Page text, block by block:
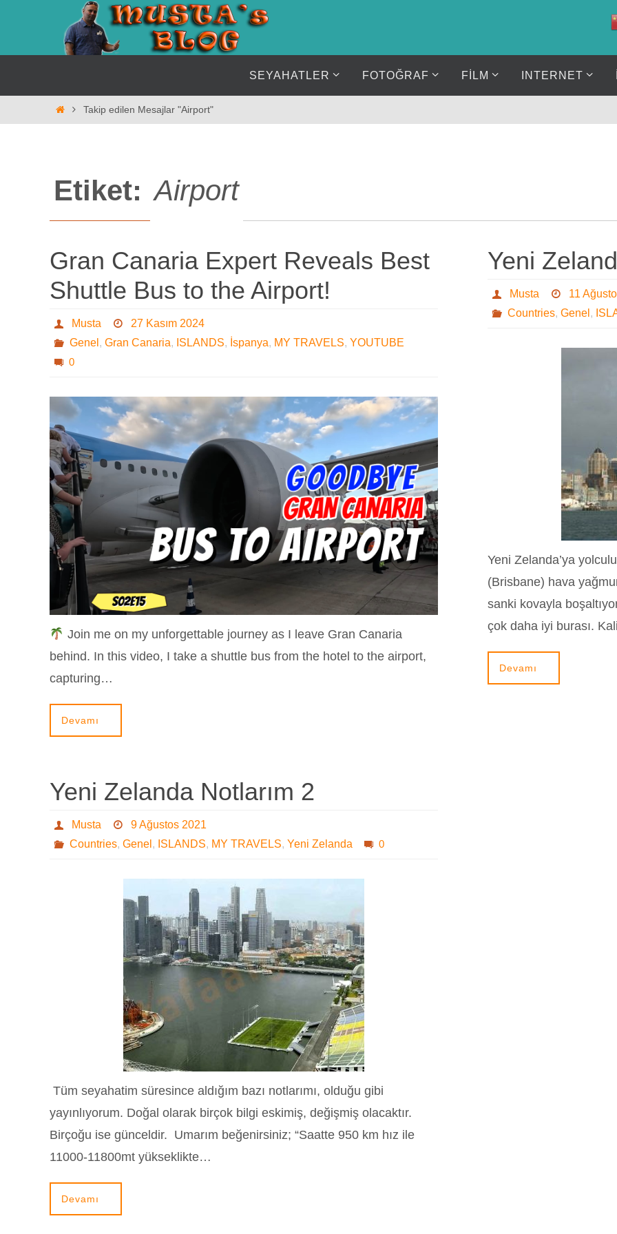
SEYAHATLER FOTOĞRAF FİLM INTERNET
HomeTakip edilen Mesajlar "Airport"
Etiket: Airport
Gran Canaria Expert Reveals Best
Shuttle Bus to the Airport!
Musta
27 Kasım 2024
Genel , Gran Canaria, ISLANDS, İspanya, MY TRAVELS, YOUTUBE
0
Join me on my unforgettable journey as I leave Gran Canaria
behind. In this video, I take a shuttle bus from the hotel to the airport,
capturing…
Devamı
Yeni
Musta
11
Countries, Genel ,
Yeni Zelanda’ya
(Brisbane) hava
sanki kovayla
çok daha iyi burası.
Devamı
Yeni Zelanda Notlarım 2
Musta
9 Ağustos 2021
Countries, Genel , ISLANDS, MY TRAVELS, Yeni Zelanda 0
Tüm seyahatim süresince aldığım bazı notlarımı, olduğu gibi
yayınlıyorum. Doğal olarak birçok bilgi eskimiş, değişmiş olacaktır.
Birçoğu ise günceldir. Umarım beğenirsiniz; “Saatte 950 km hız ile
11000-11800mt yükseklikte…
Devamı